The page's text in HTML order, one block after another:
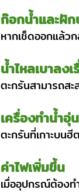
ก๊อกน้ำและฝั
หากเช็ดออกแล้ว
น้ำไหลเบาลง
ตะกรันสามารถส
เครื่องทำน้ำอุ่
ตะกรันที่เกาะบน
ค่าไฟเพิ่มขึ้น
เมื่ออุปกรณ์ต้องท